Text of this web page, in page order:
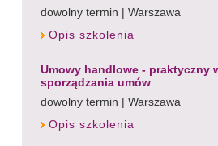
dowolny termin | Warszawa
Opis szkolenia
Umowy handlowe - praktyczny
sporządzania umów
dowolny termin | Warszawa
Opis szkolenia